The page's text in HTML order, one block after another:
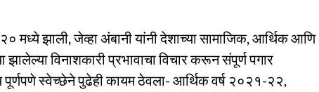
मध्ये झाली, जेव्हा अंबानी यांनी देशाच्या सामाजिक, आर्थिक आणि
झालेल्या विनाशकारी प्रभावाचा विचार करून संपूर्ण पगार
पूर्णपणे स्वेच्छेने पुढेही कायम ठेवला- आर्थिक वर्ष २०२१-२२,